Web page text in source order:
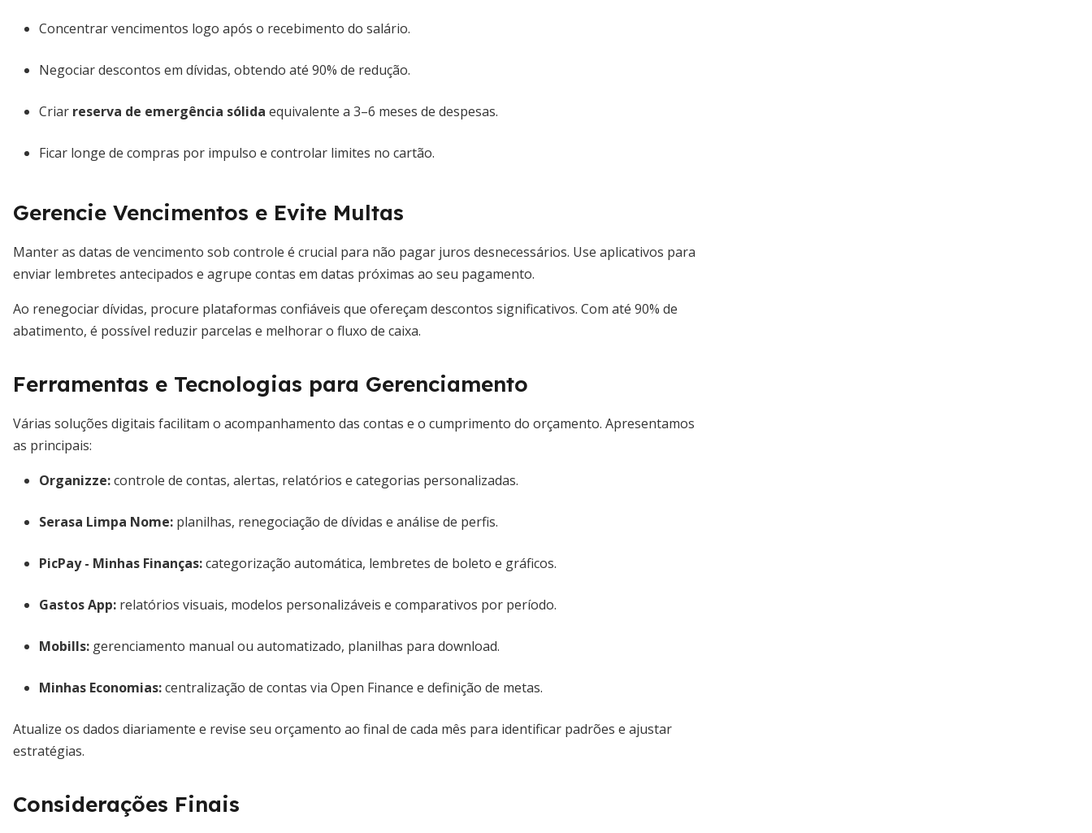
Concentrar vencimentos logo após o recebimento do salário.
Negociar descontos em dívidas, obtendo até 90% de redução.
Criar reserva de emergência sólida equivalente a 3–6 meses de despesas.
Ficar longe de compras por impulso e controlar limites no cartão.
Gerencie Vencimentos e Evite Multas
Manter as datas de vencimento sob controle é crucial para não pagar juros desnecessários. Use aplicativos para
enviar lembretes antecipados e agrupe contas em datas próximas ao seu pagamento.
Ao renegociar dívidas, procure plataformas confiáveis que ofereçam descontos significativos. Com até 90% de
abatimento, é possível reduzir parcelas e melhorar o fluxo de caixa.
Ferramentas e Tecnologias para Gerenciamento
Várias soluções digitais facilitam o acompanhamento das contas e o cumprimento do orçamento. Apresentamos
as principais:
Organizze:controle de contas, alertas, relatórios e categorias personalizadas.
Serasa Limpa Nome: planilhas, renegociação de dívidas e análise de perfis.
PicPay - Minhas Finanças:categorização automática, lembretes de boleto e gráficos.
Gastos App: relatórios visuais, modelos personalizáveis e comparativos por período.
Mobills: gerenciamento manual ou automatizado, planilhas para download.
Minhas Economias:centralização de contas via Open Finance e definição de metas.
Atualize os dados diariamente e revise seu orçamento ao final de cada mês para identificar padrões e ajustar
estratégias.
Considerações Finais